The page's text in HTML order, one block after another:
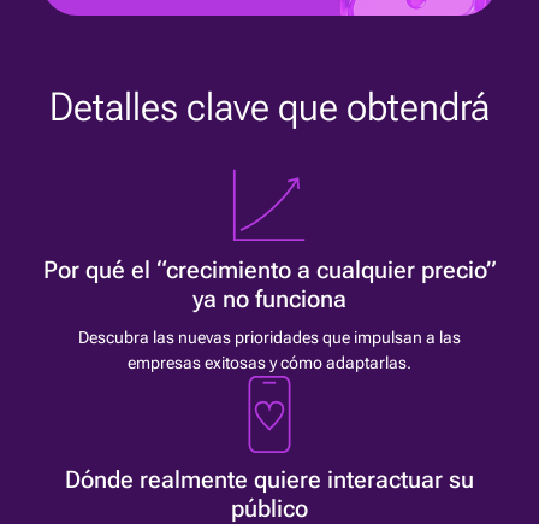
Detalles clave que obtendrá
Por qué el “crecimiento a cualquier precio”
ya no funciona
Descubra las nuevas prioridades que impulsan a las
empresas exitosas y cómo adaptarlas.
Dónde realmente quiere interactuar su
público